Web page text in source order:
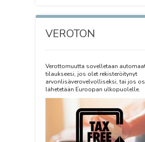
VEROTON
Verottomuutta sovelletaan
tilaukseesi, jos olet rekisteröitynyt
arvonlisäverovelvolliseksi, tai jos
lähetetään Euroopan ulkopuolelle.